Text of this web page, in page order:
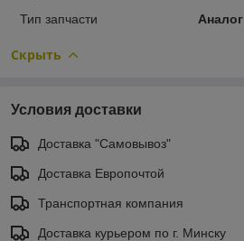
Тип запчасти
Аналог
Скрыть
Условия доставки
Доставка "Самовывоз"
Доставка Европочтой
Транспортная компания
Доставка курьером по г. Минску